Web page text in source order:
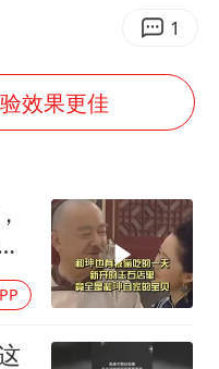
高县发生4.9级地震
三”但要降薪1000元
三大指数均涨超1%
之乡”最高温达41.8℃
如何把百年大党建设得更加坚强有力？
1
效果更佳